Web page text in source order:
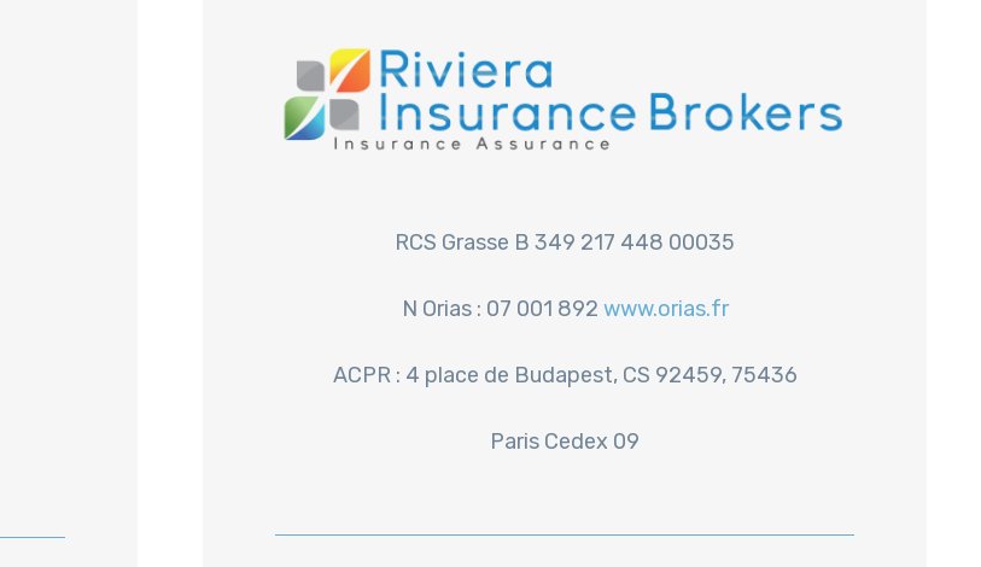
RCS Grasse B 349 217 448 00035
N Orias : 07 001 892 www.orias.fr
ACPR : 4 place de Budapest, CS 92459, 75436
Paris Cedex 09